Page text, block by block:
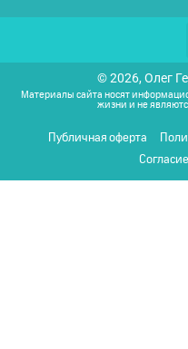
© 2026, Олег
Материалы сайта носят
жизни и не
Публичная оферта